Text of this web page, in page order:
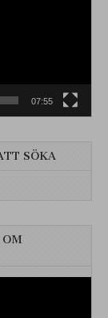
07:55
SÖKA
OM